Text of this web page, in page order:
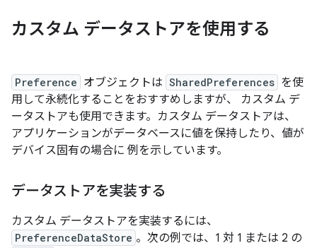
カスタム データストアを使用する
Preference オブジェクトは SharedPreferences を使
用して永続化することをおすすめしますが、 カスタム デ
ータストアも使用できます。カスタム データストアは、
アプリケーションがデータベースに値を保持したり、値が
デバイス固有の場合に 例を示しています。
データストアを実装する
カスタム データストアを実装するには、
PreferenceDataStore 。次の例では、1 対 1 または 2 の